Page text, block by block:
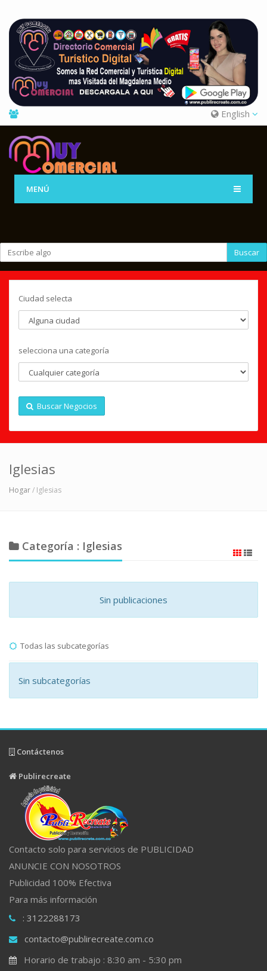
English
MENÚ
Buscar
Ciudad selecta
selecciona una categoría
Buscar Negocios
Iglesias
Hogar/ Iglesias
Categoría : Iglesias
Sin publicaciones
Todas las subcategorías
Sin subcategorías
Contáctenos
Publirecreate
Contacto solo para servicios de PUBLICIDAD
ANUNCIE CON NOSOTROS
Publicidad 100% Efectiva
Para más información
: 3122288173
contacto@publirecreate.com.co
Horario de trabajo : 8:30 am - 5:30 pm